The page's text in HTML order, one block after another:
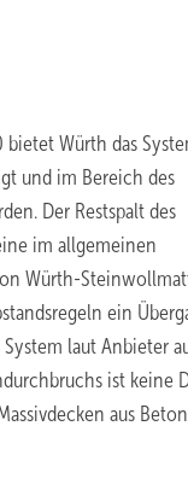
bietet Würth das
und im Bereich des
Der Restspalt des
im allgemeinen
Würth-
ein
laut Anbieter
ist keine
aus